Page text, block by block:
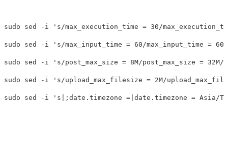
sudo sed -i 's/max_execution_time = 30/
sudo sed -i 's/max_input_time = 60/max_input_time =
sudo sed -i 's/post_max_size = 8M/post_max_size =
sudo sed -i 's/upload_max_filesize = 2M/